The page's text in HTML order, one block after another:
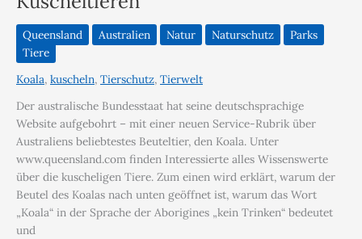
Queensland Australien Natur Naturschutz
Parks
Tiere
Koala, kuscheln, Tierschutz, Tierwelt
Der australische Bundesstaat hat seine deutschsprachige
Website aufgebohrt – mit einer neuen Service-Rubrik über
Australiens beliebtestes Beuteltier, den Koala. Unter
www.queensland.com finden Interessierte alles Wissenswerte
über die kuscheligen Tiere. Zum einen wird erklärt, warum der
Beutel des Koalas nach unten geöffnet ist, warum das Wort
„Koala“ in der Sprache der Aborigines „kein Trinken“ bedeutet
und